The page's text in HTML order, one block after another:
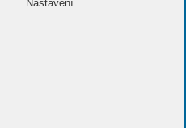
Nastavení